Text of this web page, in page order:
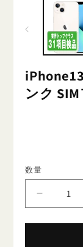
ンク
数量
iPhone13
128GB
ス